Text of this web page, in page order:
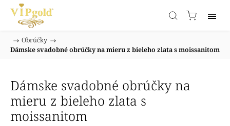
Domov
/ Obrúčky /
Dámske svadobné obrúčky na mieru z bieleho zlata s moissanitom
Dámske svadobné obrúčky na
mieru z bieleho zlata s
moissanitom